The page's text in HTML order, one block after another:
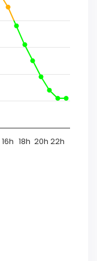
16h 18h 20h 22h